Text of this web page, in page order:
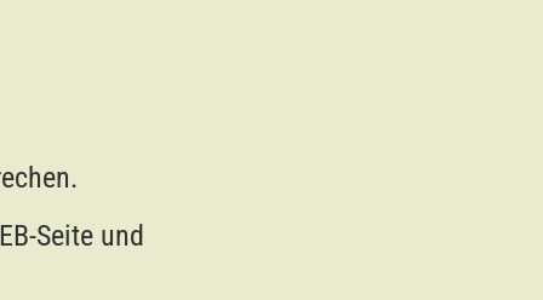
Seite und